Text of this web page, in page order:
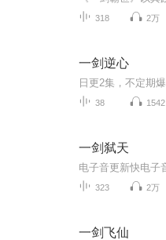
318 2万
一剑逆心
38 1542
一剑弑天
323 2万
一剑飞仙